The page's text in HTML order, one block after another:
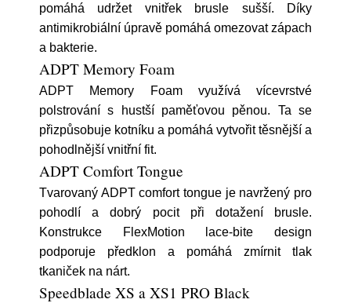
pomáhá udržet vnitřek brusle sušší. Díky
antimikrobiální úpravě pomáhá omezovat zápach
a bakterie.
ADPT Memory Foam
ADPT Memory Foam využívá vícevrstvé
polstrování s hustší paměťovou pěnou. Ta se
přizpůsobuje kotníku a pomáhá vytvořit těsnější a
pohodlnější vnitřní fit.
ADPT Comfort Tongue
Tvarovaný ADPT comfort tongue je navržený pro
pohodlí a dobrý pocit při dotažení brusle.
Konstrukce FlexMotion lace-bite design
podporuje předklon a pomáhá zmírnit tlak
tkaniček na nárt.
Speedblade XS a XS1 PRO Black